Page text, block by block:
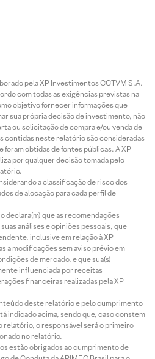
pela XP Investimentos CCTVM S.A.
com todas as exigências previstas na
objetivo fornecer informações que
sua própria decisão de investimento, não
ou solicitação de compra e/ou venda de
contidas neste relatório são consideradas
foram obtidas de fontes públicas. A XP
por qualquer decisão tomada pelo
a classificação de risco dos
de alocação para cada perfil de
declara(m) que as recomendações
análises e opiniões pessoais, que
inclusive em relação à XP
a modificações sem aviso prévio em
de mercado, e que sua(s)
influenciada por receitas
financeiras realizadas pela XP
deste relatório e pelo cumprimento
indicado acima, sendo que, caso constem
relatório, o responsável será o primeiro
no relatório.
estão obrigados ao cumprimento de